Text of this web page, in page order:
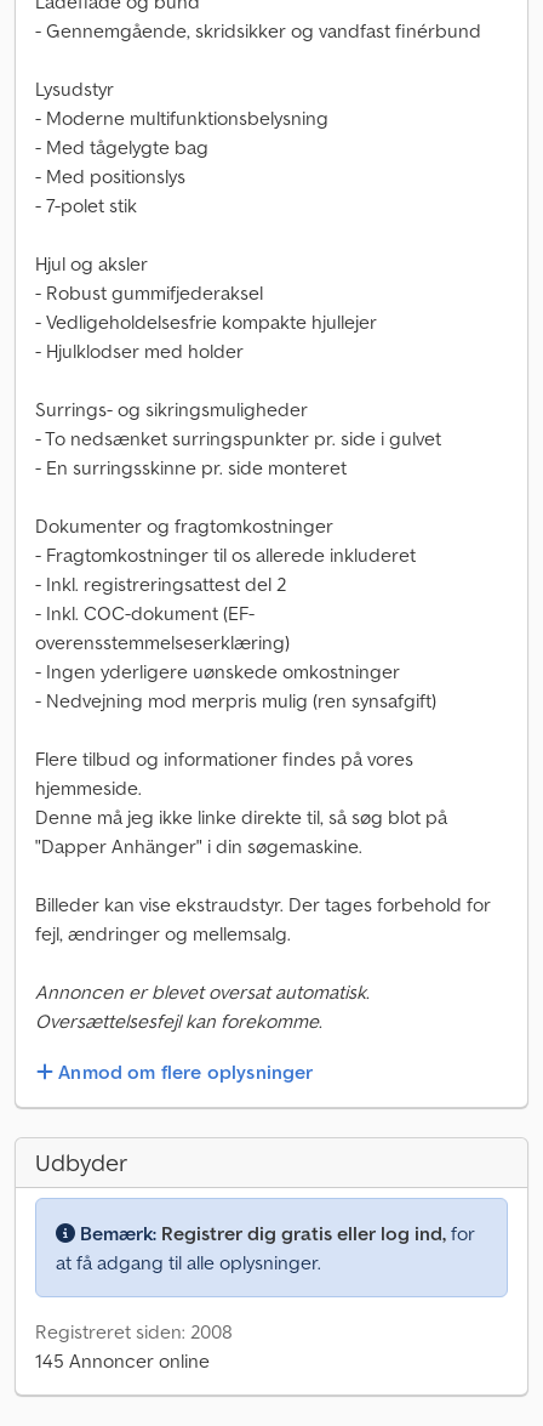
- Gennemgående, skridsikker og vandfast finérbund
Lysudstyr
- Moderne multifunktionsbelysning
- Med tågelygte bag
- Med positionslys
- 7-polet stik
Hjul og aksler
- Robust gummifjederaksel
- Vedligeholdelsesfrie kompakte hjullejer
- Hjulklodser med holder
Surrings- og sikringsmuligheder
- To nedsænket surringspunkter pr. side i gulvet
- En surringsskinne pr. side monteret
Dokumenter og fragtomkostninger
- Fragtomkostninger til os allerede inkluderet
- Inkl. registreringsattest del 2
- Inkl. COC-dokument (EF-
overensstemmelseserklæring)
- Ingen yderligere uønskede omkostninger
- Nedvejning mod merpris mulig (ren synsafgift)
Flere tilbud og informationer findes på vores
hjemmeside.
Denne må jeg ikke linke direkte til, så søg blot på
"Dapper Anhänger" i din søgemaskine.
Billeder kan vise ekstraudstyr. Der tages forbehold for
fejl, ændringer og mellemsalg.
Annoncen er blevet oversat automatisk.
Oversættelsesfejl kan forekomme.
Anmod om flere oplysninger
Udbyder
Bemærk: Registrer dig gratis eller log ind, for
at få adgang til alle oplysninger.
Registreret siden: 2008
145 Annoncer online